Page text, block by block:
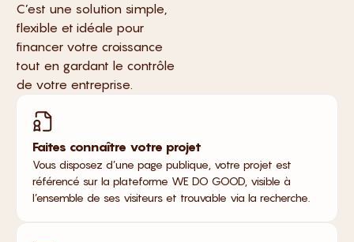
C’est une solution simple,
flexible et idéale pour
financer votre croissance
tout en gardant le contrôle
de votre entreprise.
Faites connaître votre projet
Vous disposez d’une page publique, votre projet est
référencé sur la plateforme WE DO GOOD, visible à
l’ensemble de ses visiteurs et trouvable via la recherche.